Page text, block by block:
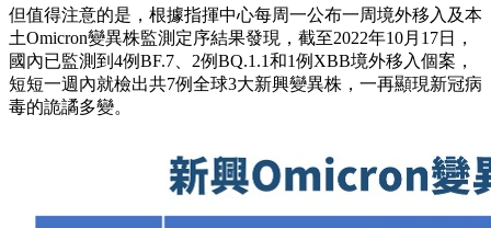
但值得注意的是，根據指揮中心每周一公布一周境外移入及本
土Omicron變異株監測定序結果發現，截至2022年10月17日，
國內已監測到4例BF.7、2例BQ.1.1和1例XBB境外移入個案，
短短一週內就檢出共7例全球3大新興變異株，一再顯現新冠病
毒的詭譎多變。